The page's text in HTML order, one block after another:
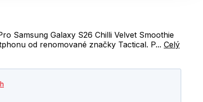
Samsung Galaxy S26 Chilli Velvet Smoothie
od renomované značky Tactical. P... Celý